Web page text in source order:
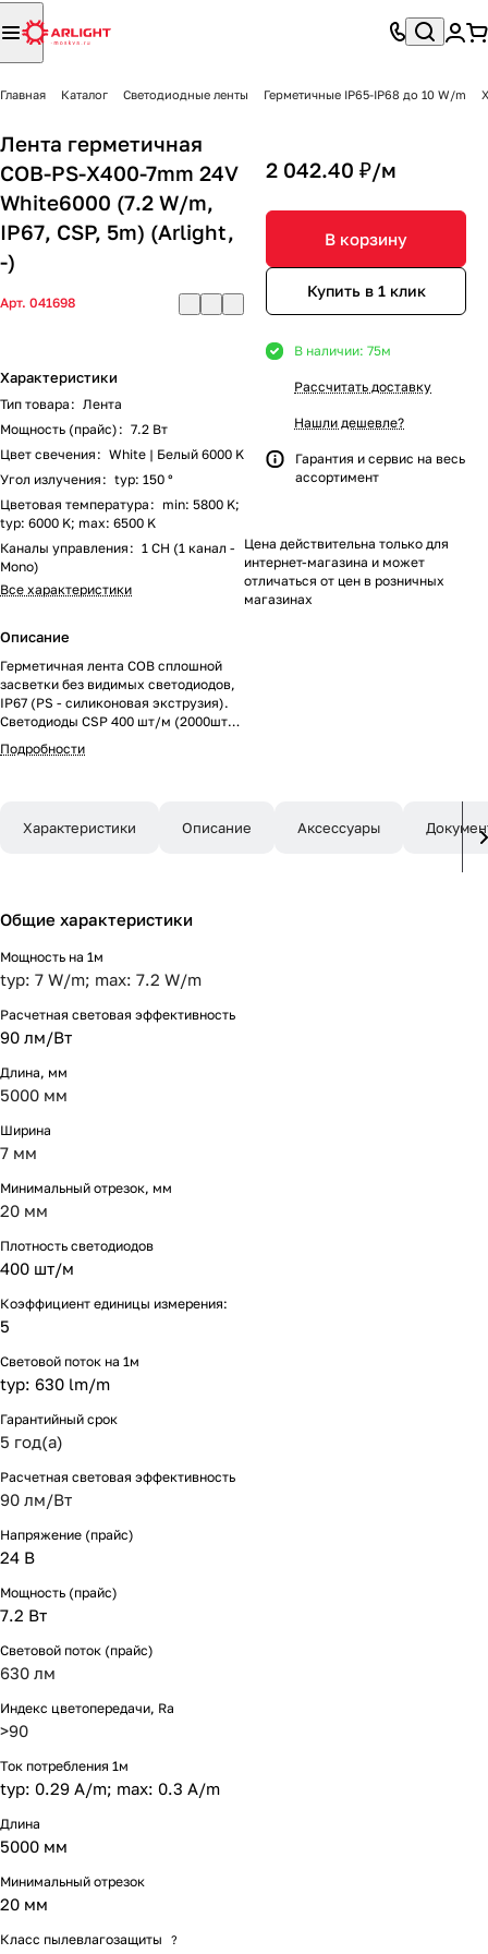
Главная Каталог Светодиодные ленты Герметичные IP65-IP68 до 10 W/m
Лента герметичная
COB-PS-X400-7mm 24V
White6000 (7.2 W/m,
IP67, CSP, 5m) (Arlight,
-)
Арт. 041698
Характеристики
Тип товара : Лента
Мощность (прайс) : 7.2 Вт
Цвет свечения : White | Белый 6000 K
Угол излучения : typ: 150 °
Цветовая температура : min: 5800 K;
typ: 6000 K; max: 6500 K
Каналы управления : 1 CH (1 канал -
Mono)
Все характеристики
Описание
Герметичная лента COB сплошной
засветки без видимых светодиодов,
IP67 (PS - силиконовая экструзия).
Светодиоды CSP 400 шт/м (2000шт
на 5м). Цвет свечения БЕЛЫЙ 6000K,
высокий индекс цветопередачи
светодиодов. Скотч 3М для
Подробности
2 042.40 ₽/м
В корзину
Купить в 1 клик
В наличии: 75м
Рассчитать доставку
Нашли дешевле?
Гарантия и сервис на весь
ассортимент
Цена действительна только для
интернет-магазина и может
отличаться от цен в розничных
магазинах
Характеристики Описание Аксессуары
Общие характеристики
Мощность на 1м
typ: 7 W/m; max: 7.2 W/m
Расчетная световая эффективность
90 лм/Вт
Длина, мм
5000 мм
Ширина
7 мм
Минимальный отрезок, мм
20 мм
Плотность светодиодов
400 шт/м
Коэффициент единицы измерения:
5
Световой поток на 1м
typ: 630 lm/m
Гарантийный срок
5 год(а)
Расчетная световая эффективность
90 лм/Вт
Напряжение (прайс)
24 В
Мощность (прайс)
7.2 Вт
Световой поток (прайс)
630 лм
Индекс цветопередачи, Ra
>90
Ток потребления 1м
typ: 0.29 A/m; max: 0.3 A/m
Длина
5000 мм
Минимальный отрезок
20 мм
Класс пылевлагозащиты ?